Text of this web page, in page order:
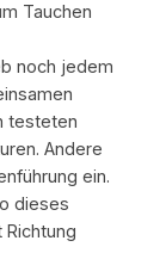
Tauchen
noch jedem
testeten
Andere
ein.
dieses